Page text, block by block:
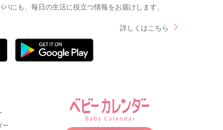
にも、毎日の生活に役立つ情報をお届けします。
詳しくはこちら
ー